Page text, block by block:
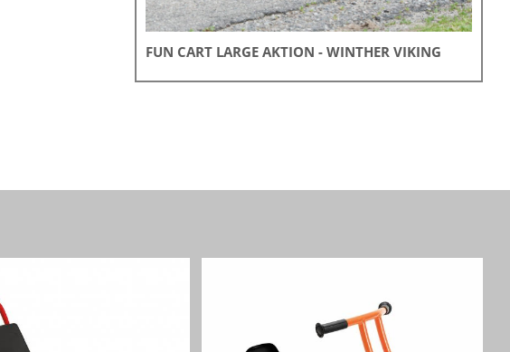
FUN CART LARGE AKTION - WINTHER VIKING